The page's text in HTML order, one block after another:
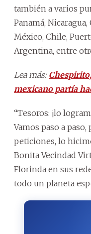
también a varios
Panamá, Nicaragua,
México, Chile,
Argentina, entre
Lea más:
mexicano partía
“Tesoros: ¡lo
Vamos paso a
peticiones, lo
Bonita Vecindad
Florinda en sus
todo un planeta